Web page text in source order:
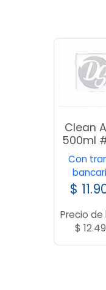
Clean
500ml
Con
$
Precio de
$